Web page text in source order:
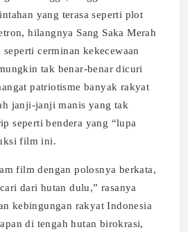
yang terasa seperti plot
hilangnya Sang Saka Merah
cerminan kekecewaan
tak benar-benar dicuri
patriotisme banyak rakyat
janji-janji manis yang tak
seperti bendera yang “lupa
film ini.
film dengan polosnya berkata,
dari hutan dulu,” rasanya
kebingungan rakyat Indonesia
di tengah hutan birokrasi,